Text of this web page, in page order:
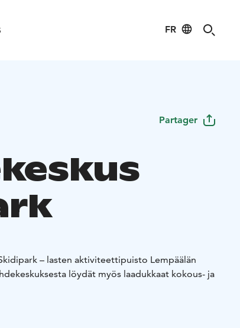
FR
Partager
– lasten aktiviteettipuisto Lempäälän
löydät myös laadukkaat kokous- ja